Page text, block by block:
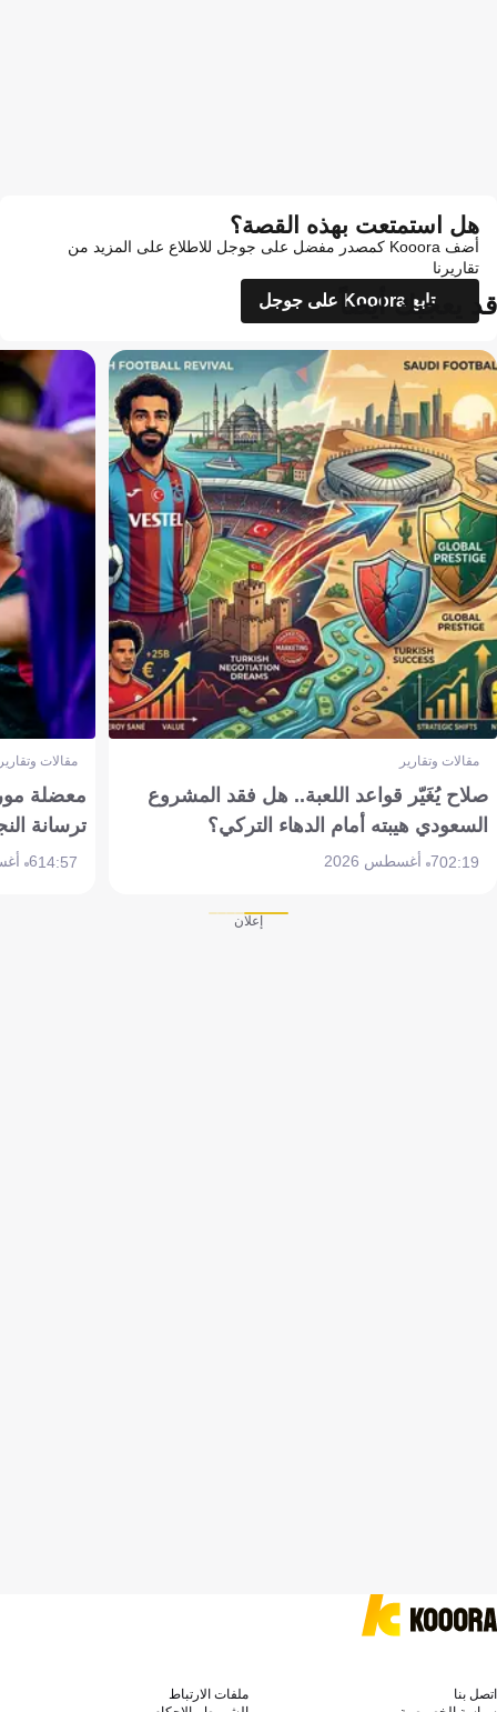
هل استمتعت بهذه القصة؟
أضف Kooora كمصدر مفضل على جوجل للاطلاع على المزيد من
تقاريرنا
تابع Kooora على جوجل
قد يعجبك أيضاً
مقالات وتقارير
صلاح يُغَيّر قواعد اللعبة.. هل فقد المشروع
السعودي هيبته أمام الدهاء التركي؟
02:197 أغسطس 2026
مقالات
معضلة
ترسانة
14:576 أغسطس 2026
إعلان
اتصل بنا
ملفات الارتباط